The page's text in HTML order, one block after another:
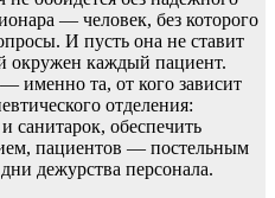
— человек, без которого
И пусть она не ставит
окружен каждый пациент.
именно та, от кого зависит
отделения:
санитарок, обеспечить
пациентов — постельным
дежурства персонала.